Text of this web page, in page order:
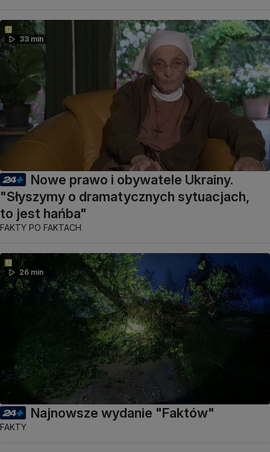
33 min
Nowe prawo i obywatele Ukrainy.
"Słyszymy o dramatycznych sytuacjach,
to jest hańba"
FAKTY PO FAKTACH
26 min
Najnowsze wydanie "Faktów"
FAKTY